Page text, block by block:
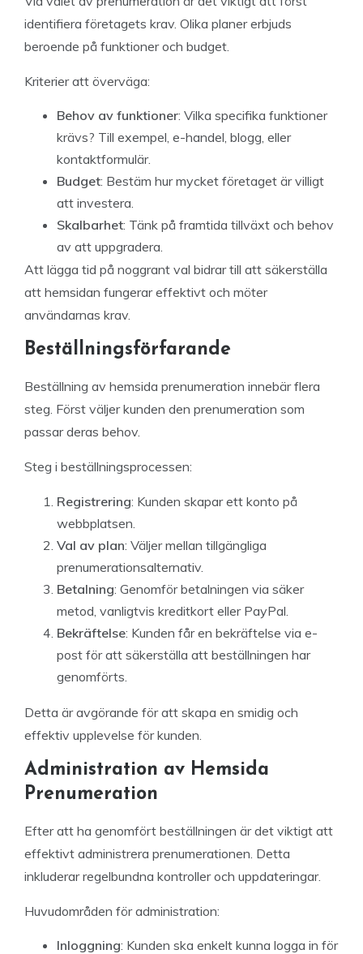
identifiera företagets krav. Olika planer erbjuds
beroende på funktioner och budget.
Kriterier att överväga:
Behov av funktioner: Vilka specifika funktioner
krävs? Till exempel, e-handel, blogg, eller
kontaktformulär.
Budget: Bestäm hur mycket företaget är villigt
att investera.
Skalbarhet: Tänk på framtida tillväxt och behov
av att uppgradera.
Att lägga tid på noggrant val bidrar till att säkerställa
att hemsidan fungerar effektivt och möter
användarnas krav.
Beställningsförfarande
Beställning av hemsida prenumeration innebär flera
steg. Först väljer kunden den prenumeration som
passar deras behov.
Steg i beställningsprocessen:
Registrering: Kunden skapar ett konto på
webbplatsen.
Val av plan: Väljer mellan tillgängliga
prenumerationsalternativ.
Betalning: Genomför betalningen via säker
metod, vanligtvis kreditkort eller PayPal.
Bekräftelse: Kunden får en bekräftelse via e-
post för att säkerställa att beställningen har
genomförts.
Detta är avgörande för att skapa en smidig och
effektiv upplevelse för kunden.
Administration av Hemsida
Prenumeration
Efter att ha genomfört beställningen är det viktigt att
effektivt administrera prenumerationen. Detta
inkluderar regelbundna kontroller och uppdateringar.
Huvudområden för administration:
Inloggning: Kunden ska enkelt kunna logga in för